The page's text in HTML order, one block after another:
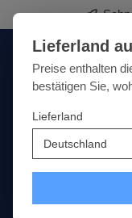
Zur
Lieferland:
Qualität · Vielfalt ·
Lieferland
Preise enthalten
bestätigen Sie,
Lieferland